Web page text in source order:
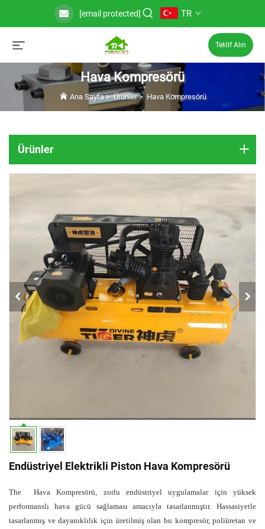
[email protected] TR
Teklif Alın
Hava Kompresörü
Ana Sayfa>Ürünler> Hava Kompresörü
Ürünler
Endüstriyel Elektrikli Piston Hava Kompresörü
The
Hava Kompresörü, zorlu endüstriyel uygulamalar için yüksek
performanslı hava gücü sağlaması amacıyla tasarlanmıştır. Hassasiyetle
tasarlanmış ve dayanıklılık için üretilmiş olan bu kompresör, poliüretan ve